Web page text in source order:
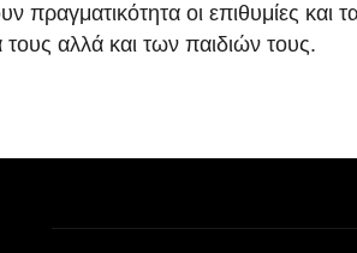
πραγματικότητα οι επιθυμίες και
τους αλλά και των παιδιών τους.